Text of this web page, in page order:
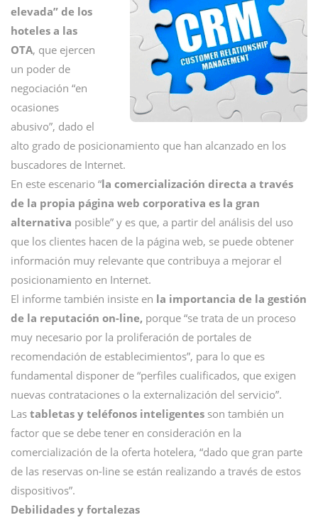
elevada” de los
hoteles a las
OTA, que ejercen
un poder de
negociación “en
ocasiones
abusivo”, dado el
alto grado de posicionamiento que han alcanzado en los
buscadores de Internet.
En este escenario “la comercialización directa a través
de la propia página web corporativa es la gran
alternativa posible” y es que, a partir del análisis del uso
que los clientes hacen de la página web, se puede obtener
información muy relevante que contribuya a mejorar el
posicionamiento en Internet.
El informe también insiste en la importancia de la gestión
de la reputación on-line, porque “se trata de un proceso
muy necesario por la proliferación de portales de
recomendación de establecimientos”, para lo que es
fundamental disponer de “perfiles cualificados, que exigen
nuevas contrataciones o la externalización del servicio”.
Las tabletas y teléfonos inteligentes son también un
factor que se debe tener en consideración en la
comercialización de la oferta hotelera, “dado que gran parte
de las reservas on-line se están realizando a través de estos
dispositivos”.
Debilidades y fortalezas